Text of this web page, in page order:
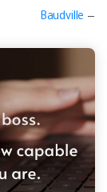
—
Baudville